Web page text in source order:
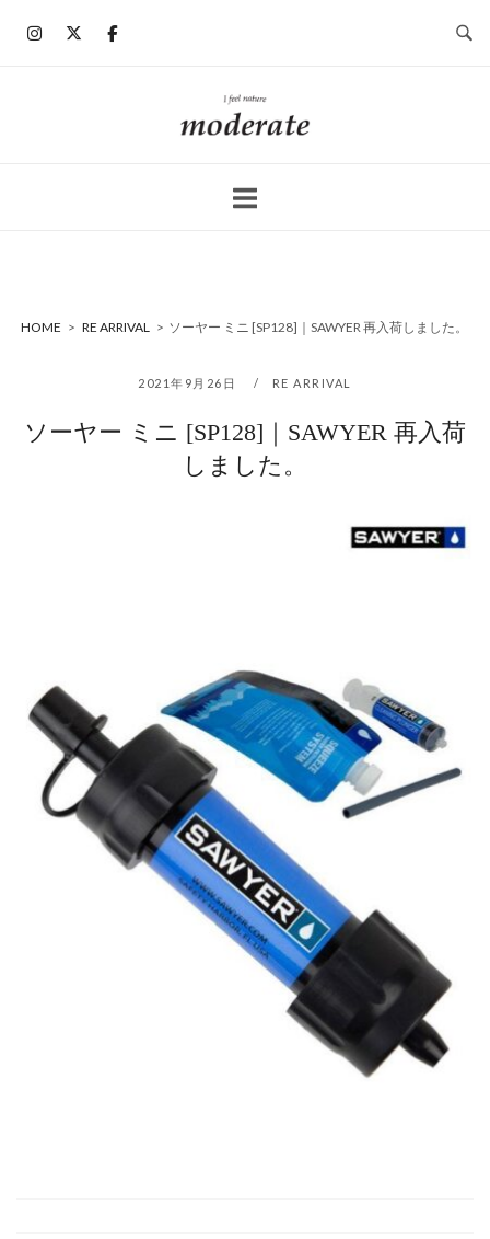
ホ
ー
HOME > RE ARRIVAL > ソーヤー ミニ [SP128]｜SAWYER 再入荷しました。
2021年9月26日 RE ARRIVAL
ソーヤー ミニ [SP128]｜SAWYER 再入荷
しました。